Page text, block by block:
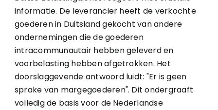
informatie. De leverancier heeft de verkochte
goederen in Duitsland gekocht van andere
ondernemingen die de goederen
intracommunautair hebben geleverd en
voorbelasting hebben afgetrokken. Het
doorslaggevende antwoord luidt: "Er is geen
sprake van margegoederen". Dit ondergraaft
volledig de basis voor de Nederlandse